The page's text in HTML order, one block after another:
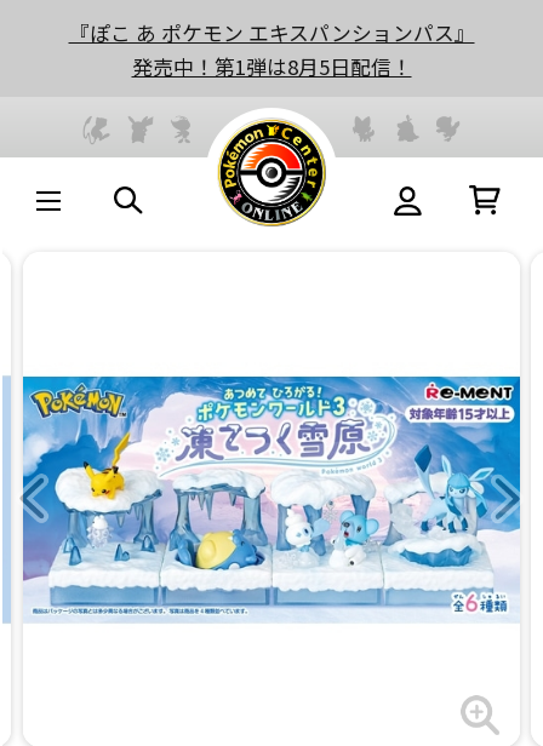
『ぽこ あ ポケモン エキスパンションパス』
発売中！第1弾は8月5日配信！